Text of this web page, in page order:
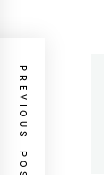
PREVIOUS POST